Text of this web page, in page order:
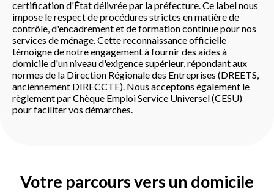
certification d'État délivrée par la préfecture. Ce label nous
impose le respect de procédures strictes en matière de
contrôle, d'encadrement et de formation continue pour nos
services de ménage. Cette reconnaissance officielle
témoigne de notre engagement à fournir des aides à
domicile d'un niveau d'exigence supérieur, répondant aux
normes de la Direction Régionale des Entreprises (DREETS,
anciennement DIRECCTE). Nous acceptons également le
règlement par Chèque Emploi Service Universel (CESU)
pour faciliter vos démarches.
Votre parcours vers un domicile